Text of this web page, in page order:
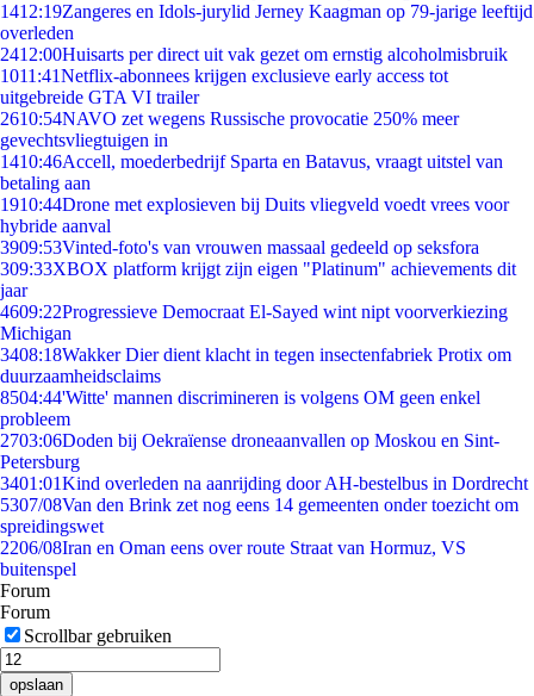
1412:19Zangeres en Idols-jurylid Jerney Kaagman op 79-jarige leeftijd
overleden
2412:00Huisarts per direct uit vak gezet om ernstig alcoholmisbruik
1011:41Netflix-abonnees krijgen exclusieve early access tot
uitgebreide GTA VI trailer
2610:54NAVO zet wegens Russische provocatie 250% meer
gevechtsvliegtuigen in
1410:46Accell, moederbedrijf Sparta en Batavus, vraagt uitstel van
betaling aan
1910:44Drone met explosieven bij Duits vliegveld voedt vrees voor
hybride aanval
3909:53Vinted-foto's van vrouwen massaal gedeeld op seksfora
309:33XBOX platform krijgt zijn eigen "Platinum" achievements dit
jaar
4609:22Progressieve Democraat El-Sayed wint nipt voorverkiezing
Michigan
3408:18Wakker Dier dient klacht in tegen insectenfabriek Protix om
duurzaamheidsclaims
8504:44'Witte' mannen discrimineren is volgens OM geen enkel
probleem
2703:06Doden bij Oekraïense droneaanvallen op Moskou en Sint-
Petersburg
3401:01Kind overleden na aanrijding door AH-bestelbus in Dordrecht
5307/08Van den Brink zet nog eens 14 gemeenten onder toezicht om
spreidingswet
2206/08Iran en Oman eens over route Straat van Hormuz, VS
buitenspel
Forum
Forum
Scrollbar gebruiken
opslaan